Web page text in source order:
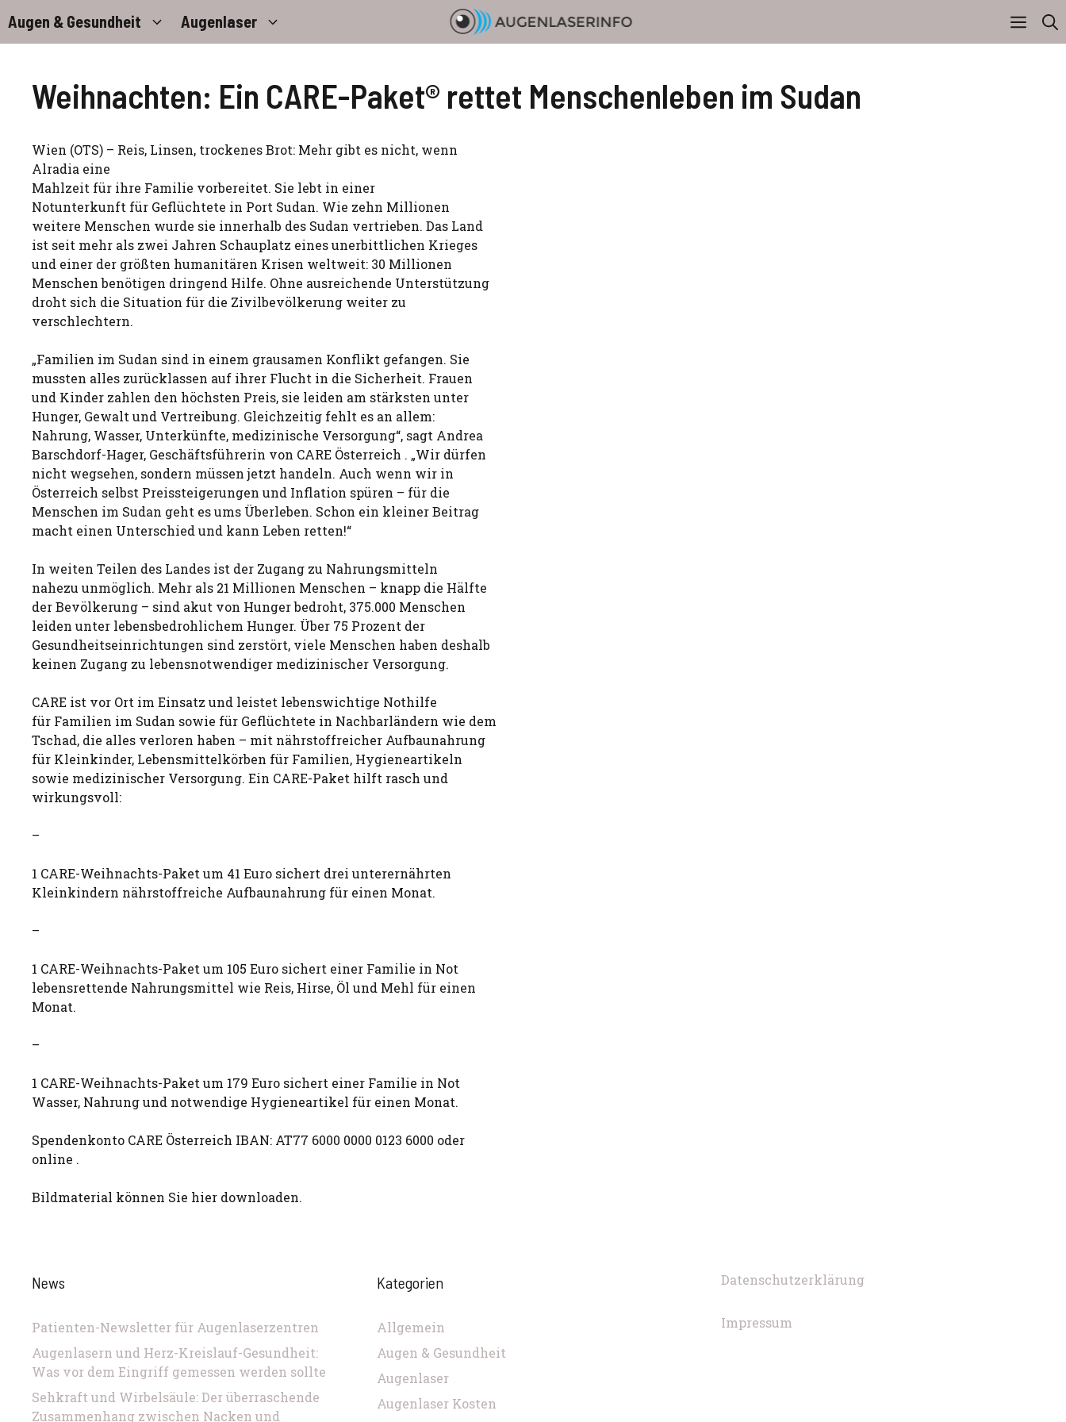
Inhalt
springen
Augen & Gesundheit Augenlaser
Weihnachten: Ein CARE-Paket® rettet Menschenleben im Sudan
Wien (OTS) – Reis, Linsen, trockenes Brot: Mehr gibt es nicht, wenn
Alradia eine
Mahlzeit für ihre Familie vorbereitet. Sie lebt in einer
Notunterkunft für Geflüchtete in Port Sudan. Wie zehn Millionen
weitere Menschen wurde sie innerhalb des Sudan vertrieben. Das Land
ist seit mehr als zwei Jahren Schauplatz eines unerbittlichen Krieges
und einer der größten humanitären Krisen weltweit: 30 Millionen
Menschen benötigen dringend Hilfe. Ohne ausreichende Unterstützung
droht sich die Situation für die Zivilbevölkerung weiter zu
verschlechtern.
„Familien im Sudan sind in einem grausamen Konflikt gefangen. Sie
mussten alles zurücklassen auf ihrer Flucht in die Sicherheit. Frauen
und Kinder zahlen den höchsten Preis, sie leiden am stärksten unter
Hunger, Gewalt und Vertreibung. Gleichzeitig fehlt es an allem:
Nahrung, Wasser, Unterkünfte, medizinische Versorgung“, sagt Andrea
Barschdorf-Hager, Geschäftsführerin von CARE Österreich . „Wir dürfen
nicht wegsehen, sondern müssen jetzt handeln. Auch wenn wir in
Österreich selbst Preissteigerungen und Inflation spüren – für die
Menschen im Sudan geht es ums Überleben. Schon ein kleiner Beitrag
macht einen Unterschied und kann Leben retten!“
In weiten Teilen des Landes ist der Zugang zu Nahrungsmitteln
nahezu unmöglich. Mehr als 21 Millionen Menschen – knapp die Hälfte
der Bevölkerung – sind akut von Hunger bedroht, 375.000 Menschen
leiden unter lebensbedrohlichem Hunger. Über 75 Prozent der
Gesundheitseinrichtungen sind zerstört, viele Menschen haben deshalb
keinen Zugang zu lebensnotwendiger medizinischer Versorgung.
CARE ist vor Ort im Einsatz und leistet lebenswichtige Nothilfe
für Familien im Sudan sowie für Geflüchtete in Nachbarländern wie dem
Tschad, die alles verloren haben – mit nährstoffreicher Aufbaunahrung
für Kleinkinder, Lebensmittelkörben für Familien, Hygieneartikeln
sowie medizinischer Versorgung. Ein CARE-Paket hilft rasch und
wirkungsvoll:
–
1 CARE-Weihnachts-Paket um 41 Euro sichert drei unterernährten
Kleinkindern nährstoffreiche Aufbaunahrung für einen Monat.
–
1 CARE-Weihnachts-Paket um 105 Euro sichert einer Familie in Not
lebensrettende Nahrungsmittel wie Reis, Hirse, Öl und Mehl für einen
Monat.
–
1 CARE-Weihnachts-Paket um 179 Euro sichert einer Familie in Not
Wasser, Nahrung und notwendige Hygieneartikel für einen Monat.
Spendenkonto CARE Österreich IBAN: AT77 6000 0000 0123 6000 oder
online .
Bildmaterial können Sie hier downloaden.
News
Patienten-Newsletter für Augenlaserzentren
Augenlasern und Herz-Kreislauf-Gesundheit:
Was vor dem Eingriff gemessen werden sollte
Sehkraft und Wirbelsäule: Der überraschende
Zusammenhang zwischen Nacken und
Kategorien
Allgemein
Augen & Gesundheit
Augenlaser
Augenlaser Kosten
Datenschutzerklärung
Impressum